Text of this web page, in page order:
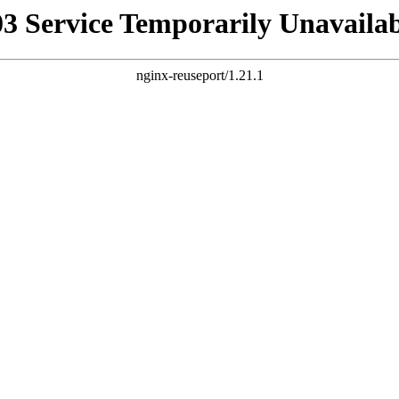
Service Temporarily
nginx-reuseport/1.21.1